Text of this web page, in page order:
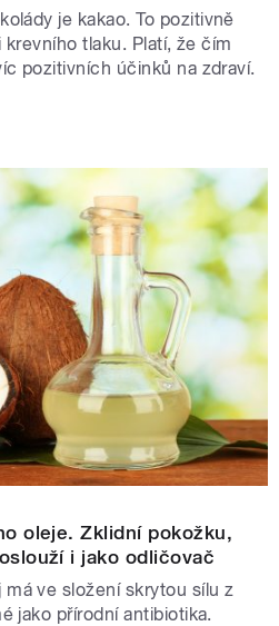
je kakao. To pozitivně
tlaku. Platí, že čím
pozitivních účinků na zdraví.
oleje. Zklidní pokožku,
i jako odličovač
ve složení skrytou sílu z
jako přírodní antibiotika.